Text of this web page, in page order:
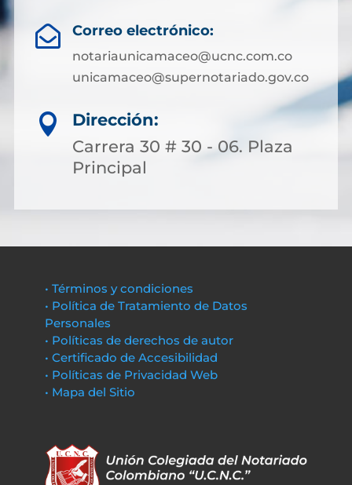
 Correo electrónico:
notariaunicamaceo@ucnc.com.co
unicamaceo@supernotariado.gov.co

Dirección:
Carrera 30 # 30 - 06. Plaza
Principal
• Términos y condiciones
• Política de Tratamiento de Datos
Personales
• Políticas de derechos de autor
• Certificado de Accesibilidad
• Políticas de Privacidad Web
• Mapa del Sitio